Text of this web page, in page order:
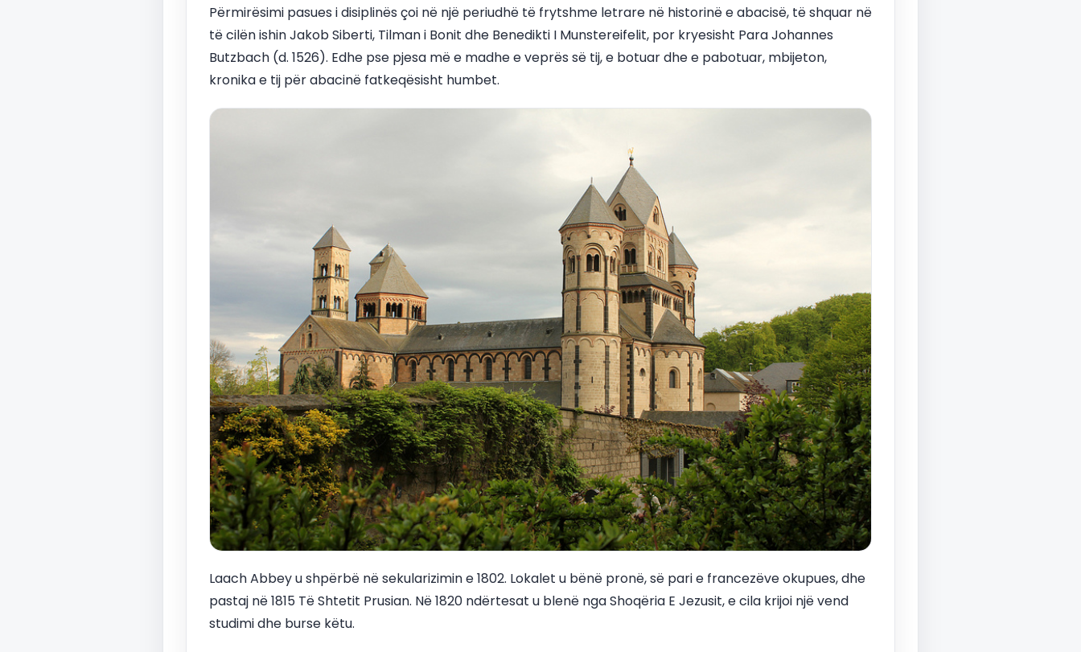
Përmirësimi pasues i disiplinës çoi në një periudhë të frytshme letrare në historinë e abacisë, të shquar në
të cilën ishin Jakob Siberti, Tilman i Bonit dhe Benedikti I Munstereifelit, por kryesisht Para Johannes
Butzbach (d. 1526). Edhe pse pjesa më e madhe e veprës së tij, e botuar dhe e pabotuar, mbijeton,
kronika e tij për abacinë fatkeqësisht humbet.
Laach Abbey u shpërbë në sekularizimin e 1802. Lokalet u bënë pronë, së pari e francezëve okupues, dhe
pastaj në 1815 Të Shtetit Prusian. Në 1820 ndërtesat u blenë nga Shoqëria E Jezusit, e cila krijoi një vend
studimi dhe burse këtu.